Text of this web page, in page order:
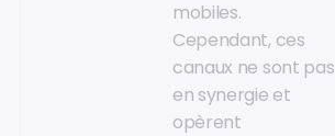
mobiles.
Cependant, ces
canaux ne sont pas
en synergie et
opèrent